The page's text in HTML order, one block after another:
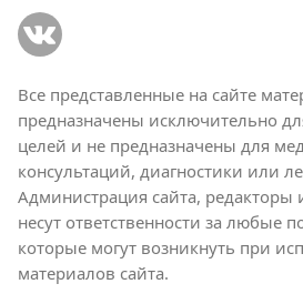
Все представленные на сайте
предназначены исключительно
целей и не предназначены для
консультаций, диагностики или
Администрация сайта, редакторы
несут ответственности за любые
которые могут возникнуть при
материалов сайта.